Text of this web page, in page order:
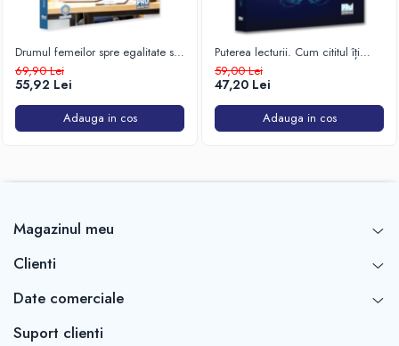
Sociologie
Sport
Stiinte/Educatie
Drumul femeilor spre egalitate si
succes pe piața muncii
69,90 Lei
55,92 Lei
Adauga in cos
Puterea lecturii. Cum cititul îți
poate transforma viața!
59,00 Lei
47,20 Lei
Adauga in cos
Magazinul meu
Clienti
Date comerciale
Suport clienti